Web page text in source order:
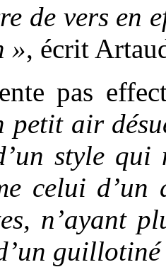
de vers en
», écrit
pas
petit air
style qui
celui
n’ayant
guillotiné